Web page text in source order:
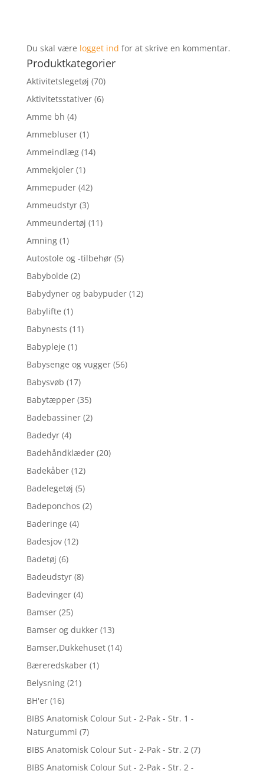
Du skal være logget ind for at skrive en kommentar.
Produktkategorier
Aktivitetslegetøj (70)
Aktivitetsstativer (6)
Amme bh (4)
Ammebluser (1)
Ammeindlæg (14)
Ammekjoler (1)
Ammepuder (42)
Ammeudstyr (3)
Ammeundertøj (11)
Amning (1)
Autostole og -tilbehør (5)
Babybolde (2)
Babydyner og babypuder (12)
Babylifte (1)
Babynests (11)
Babypleje (1)
Babysenge og vugger (56)
Babysvøb (17)
Babytæpper (35)
Badebassiner (2)
Badedyr (4)
Badehåndklæder (20)
Badekåber (12)
Badelegetøj (5)
Badeponchos (2)
Baderinge (4)
Badesjov (12)
Badetøj (6)
Badeudstyr (8)
Badevinger (4)
Bamser (25)
Bamser og dukker (13)
Bamser,Dukkehuset (14)
Bæreredskaber (1)
Belysning (21)
BH'er (16)
BIBS Anatomisk Colour Sut - 2-Pak - Str. 1 -
Naturgummi (7)
BIBS Anatomisk Colour Sut - 2-Pak - Str. 2 (7)
BIBS Anatomisk Colour Sut - 2-Pak - Str. 2 -